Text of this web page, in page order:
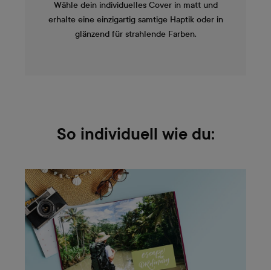
Wähle dein individuelles Cover in matt und
erhalte eine einzigartig samtige Haptik oder in
glänzend für strahlende Farben.
So individuell wie du: